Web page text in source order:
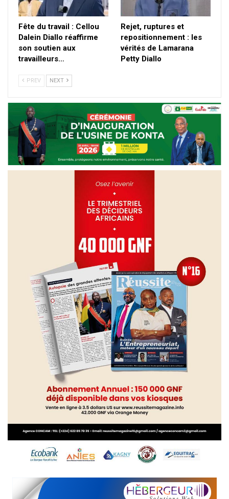
Fête du travail : Cellou
Dalein Diallo réaffirme
son soutien aux
travailleurs…
Rejet, ruptures et
repositionnement : les
vérités de Lamarana
Petty Diallo
PREV NEXT